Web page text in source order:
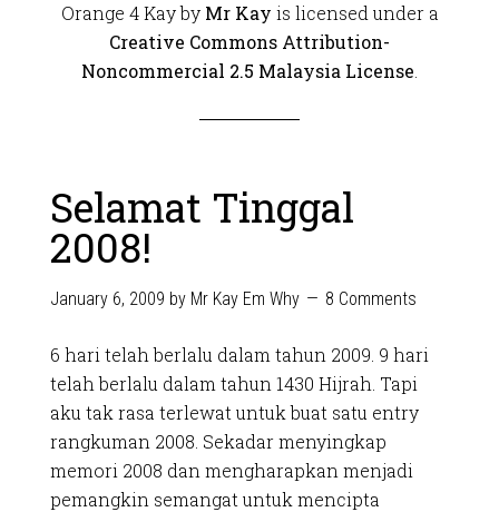
Orange 4 Kayby Mr Kay is licensed under a
Creative Commons Attribution-
Noncommercial 2.5 Malaysia License
Selamat Tinggal
2008!
January 6, 2009 by Mr Kay Em Why 8 Comments
6 hari telah berlalu dalam tahun 2009. 9 hari
telah berlalu dalam tahun 1430 Hijrah. Tapi
aku tak rasa terlewat untuk buat satu entry
rangkuman 2008. Sekadar menyingkap
memori 2008 dan mengharapkan menjadi
pemangkin semangat untuk mencipta